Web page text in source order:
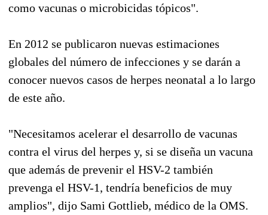
como vacunas o microbicidas tópicos".
En 2012 se publicaron nuevas estimaciones
globales del número de infecciones y se darán a
conocer nuevos casos de herpes neonatal a lo largo
de este año.
"Necesitamos acelerar el desarrollo de vacunas
contra el virus del herpes y, si se diseña un vacuna
que además de prevenir el HSV-2 también
prevenga el HSV-1, tendría beneficios de muy
amplios", dijo Sami Gottlieb, médico de la OMS.